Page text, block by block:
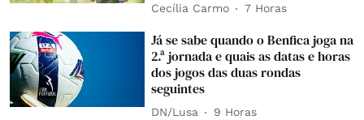
Cecília Carmo 7 Horas
Já se sabe quando o Benfica joga na
2.ª jornada e quais as datas e horas
dos jogos das duas rondas
seguintes
DN/Lusa 9 Horas